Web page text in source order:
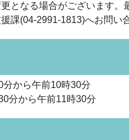
更となる場合がございます
課(04-2991-1813)へお問い
分から午前10時30分
分から午前11時30分